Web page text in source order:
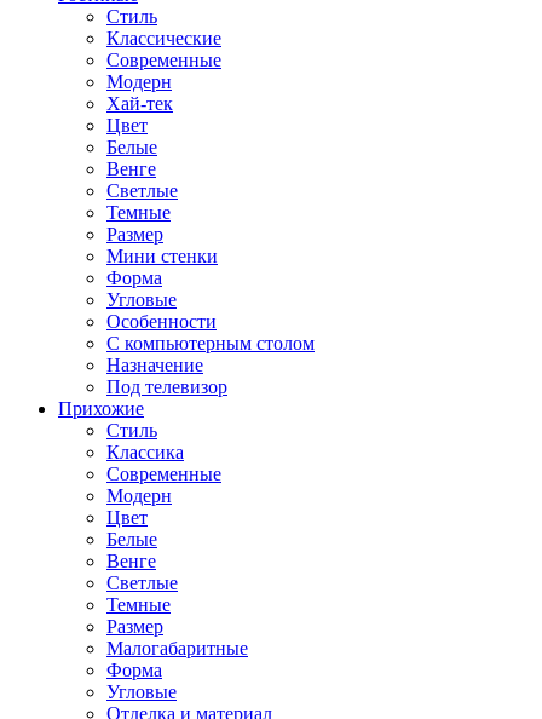
Стиль
Классические
Современные
Модерн
Хай-тек
Цвет
Белые
Венге
Светлые
Темные
Размер
Мини стенки
Форма
Угловые
Особенности
С компьютерным столом
Назначение
Под телевизор
Прихожие
Стиль
Классика
Современные
Модерн
Цвет
Белые
Венге
Светлые
Темные
Размер
Малогабаритные
Форма
Угловые
Отделка и материал